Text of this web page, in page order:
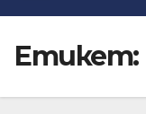
Етикет: